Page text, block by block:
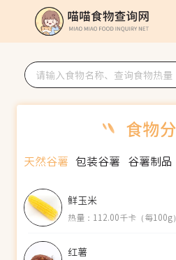
天然谷薯 包装谷薯 谷薯制品
鲜玉米
热量：112.00千卡（每100g）
红薯